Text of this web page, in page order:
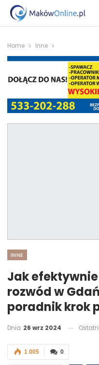
Home Inne
INNE
Jak
rozwód w
poradnik krok
Dnia 26 wrz 2024
0
1 005